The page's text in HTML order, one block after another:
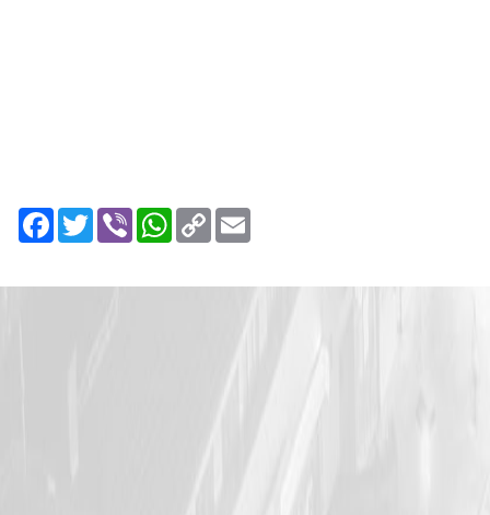
Facebook
TwitterViber WhatsApp
Copy
Link